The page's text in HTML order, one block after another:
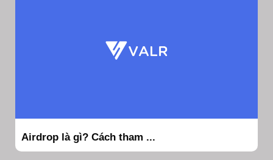
Airdrop là gì? Cách tham ...